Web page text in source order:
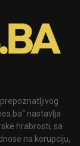
nastavlja
hrabrosti, sa
na korupciju,